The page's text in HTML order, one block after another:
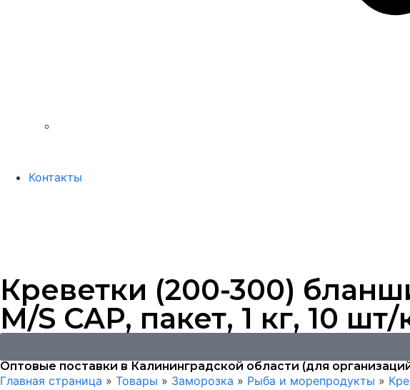
Контакты
Креветки (200-300)
M/S CAP, пакет, 1 кг, 10
Оптовые поставки в Калининградской области (для
Главная страница » Товары » Заморозка » Рыба и морепродукты »